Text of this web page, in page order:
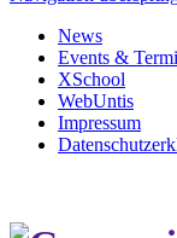
News
Events &
XSchool
WebUntis
Impressum